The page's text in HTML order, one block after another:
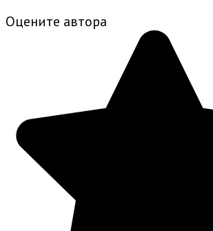
Оцените автора